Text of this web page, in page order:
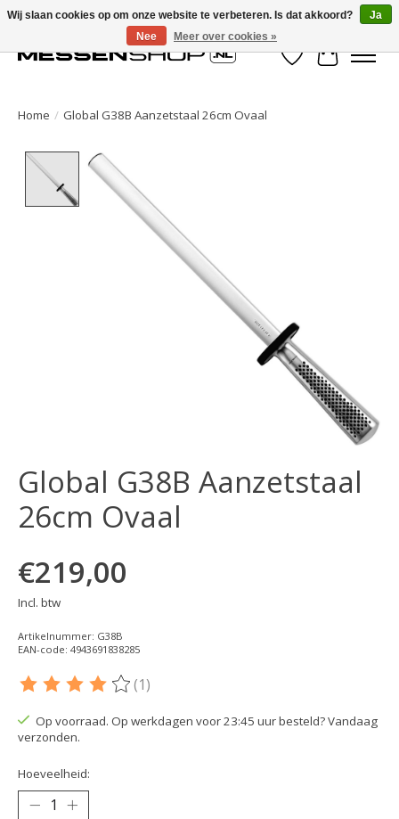
Verlanglijst
Home / Global G38B Aanzetstaal 26cm Ovaal
Product image slideshow Items
Global G38B Aanzetstaal
26cm Ovaal
€219,00
Incl. btw
Artikelnummer: G38B
EAN-code: 4943691838285
De beoordeling van dit product is
(1)
Op voorraad. Op werkdagen voor 23:45 uur besteld? Vandaag
verzonden.
Hoeveelheid:
Wij slaan cookies op om onze website te verbeteren. Is dat akkoord?
Ja
Nee
Meer over cookies »